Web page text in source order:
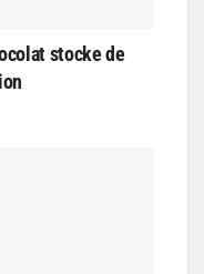
stocke de